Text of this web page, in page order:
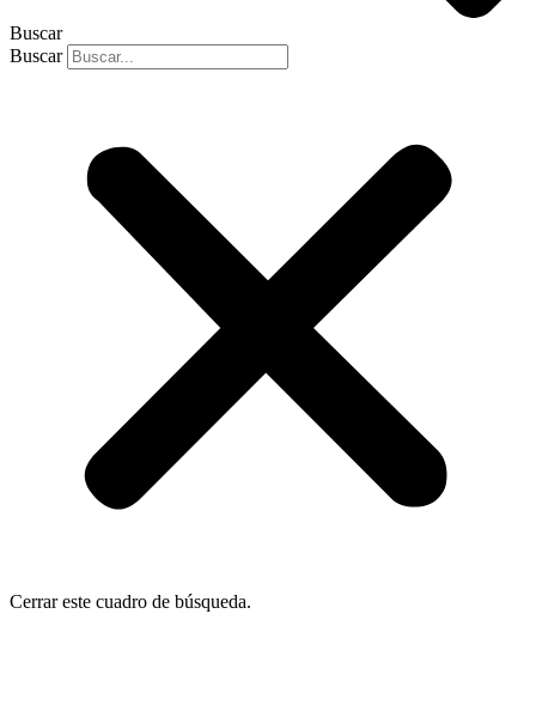
Buscar
Buscar
Cerrar este cuadro de búsqueda.